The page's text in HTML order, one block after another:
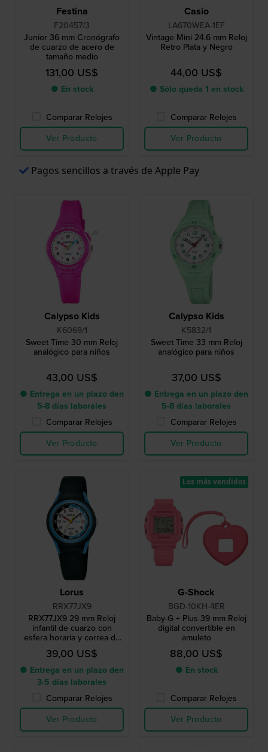
Festina
F20457/3
Junior 36 mm Cronógrafo
de cuarzo de acero de
tamaño medio
131,00 US$
● En stock
Comparar Relojes
Ver Producto
Casio
LA670WEA-1EF
Vintage Mini 24.6 mm Reloj
Retro Plata y Negro
44,00 US$
● Sólo queda 1 en stock
Comparar Relojes
Ver Producto
Pagos sencillos a través de Apple Pay
Calypso Kids
K6069/1
Sweet Time 30 mm Reloj
analógico para niños
43,00 US$
● Entrega en un plazo den
5-8 días laborales
Comparar Relojes
Ver Producto
Calypso Kids
K5832/1
Sweet Time 33 mm Reloj
analógico para niños
37,00 US$
● Entrega en un plazo den
5-8 días laborales
Comparar Relojes
Ver Producto
Lorus
RRX77JX9
RRX77JX9 29 mm Reloj
infantil de cuarzo con
esfera horaria y correa de
silicona
39,00 US$
● Entrega en un plazo den
3-5 días laborales
Comparar Relojes
Ver Producto
G-Shock
BGD-10KH-4ER
Baby-G + Plus 39 mm Reloj
digital convertible en
amuleto
88,00 US$
● En stock
Comparar Relojes
Ver Producto
Los más vendidos